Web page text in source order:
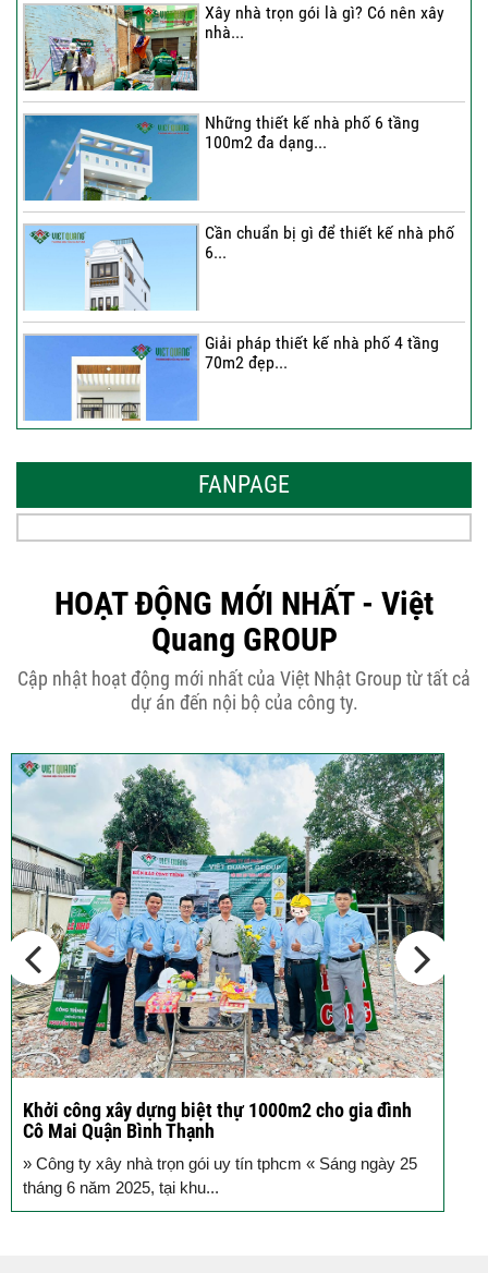
Xây nhà trọn gói là gì? Có nên xây
nhà...
Những thiết kế nhà phố 6 tầng
100m2 đa dạng...
Cần chuẩn bị gì để thiết kế nhà phố
6...
Giải pháp thiết kế nhà phố 4 tầng
70m2 đẹp...
đẹp, sang...
50m2...
Những điều cần biết khi thiết kế nhà
phố 5...
Cập nhật xu thế thiết kế nhà phố 5
tầng...
Các thiết kế nhà phố 2 tầng 110m2
đơn giản,...
FANPAGE
HOẠT ĐỘNG MỚI NHẤT - Việt
Quang GROUP
Cập nhật hoạt động mới nhất của Việt Nhật Group từ tất cả
dự án đến nội bộ của công ty.
Khởi công xây dựng biệt thự 1000m2 cho gia đình
Cô Mai Quận Bình Thạnh
» Công ty xây nhà trọn gói uy tín tphcm « Sáng ngày 25
tháng 6 năm 2025, tại khu...